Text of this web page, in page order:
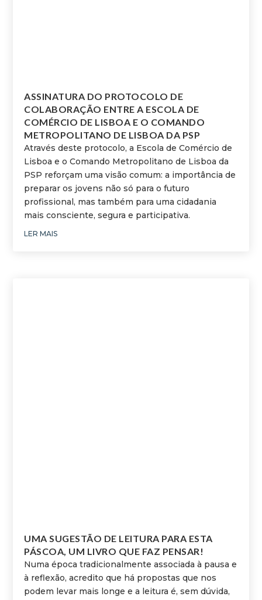
ASSINATURA DO PROTOCOLO DE
COLABORAÇÃO ENTRE A ESCOLA DE
COMÉRCIO DE LISBOA E O COMANDO
METROPOLITANO DE LISBOA DA PSP
Através deste protocolo, a Escola de Comércio de
Lisboa e o Comando Metropolitano de Lisboa da
PSP reforçam uma visão comum: a importância de
preparar os jovens não só para o futuro
profissional, mas também para uma cidadania
mais consciente, segura e participativa.
LER MAIS
UMA SUGESTÃO DE LEITURA PARA ESTA
PÁSCOA, UM LIVRO QUE FAZ PENSAR!
Numa época tradicionalmente associada à pausa e
à reflexão, acredito que há propostas que nos
podem levar mais longe e a leitura é, sem dúvida,